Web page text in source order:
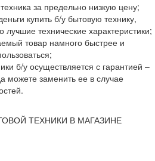
за предельно низкую цену;
купить б/у бытовую технику,
лучшие технические характеристики;
товар намного быстрее и
б/у осуществляется с гарантией –
можете заменить ее в случае
ТЕХНИКИ В МАГАЗИНЕ